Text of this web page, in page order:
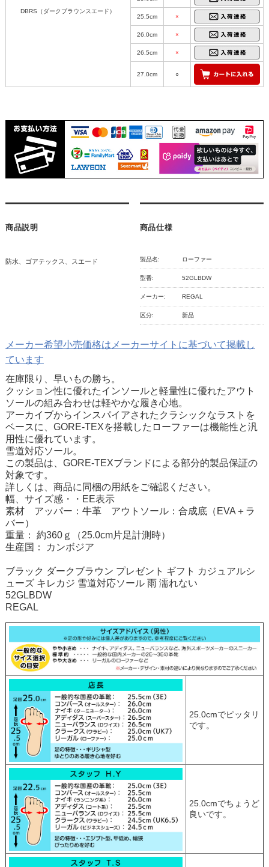
DBRS（ダークブラウンスエード）
25.5cm ×
26.0cm ×
26.5cm ×
27.0cm ○
商品説明
防水、ゴアテックス、スエード
商品仕様
製品名: ローファー
型番: 52GLBDW
メーカー: REGAL
区分: 新品
メーカー希望小売価格はメーカーサイトに基づいて掲載し
ています
在庫限り、早いもの勝ち。
クッション性に優れたインソールと軽量性に優れたアウト
ソールの組み合わせは軽やかな履き心地。
アーカイブからインスパイアされたクラシックなラストを
ベースに、GORE-TEXを搭載したローファーは機能性と汎
用性に優れています。
雪道対応ソール。
この製品は、GORE-TEXブランドによる部分的製品保証の
対象です。
詳しくは、商品に同梱の用紙をご確認ください。
幅、サイズ感・・EE表示
素材 アッパー：牛革 アウトソール：合成底（EVA＋ラ
バー）
重量： 約360ｇ（25.0cm片足計測時）
生産国： カンボジア
ブラック ダークブラウン プレゼント ギフト カジュアルシ
ューズ キレカジ 雪道対応ソール 雨 濡れない
52GLBDW
REGAL
25.0cmでピッタリ
です。
25.0cmでちょうど
良いです。